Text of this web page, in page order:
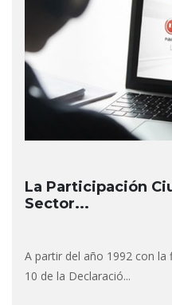
La Participación
Sector...
A partir del año 1992 con la
10 de la Declaració...